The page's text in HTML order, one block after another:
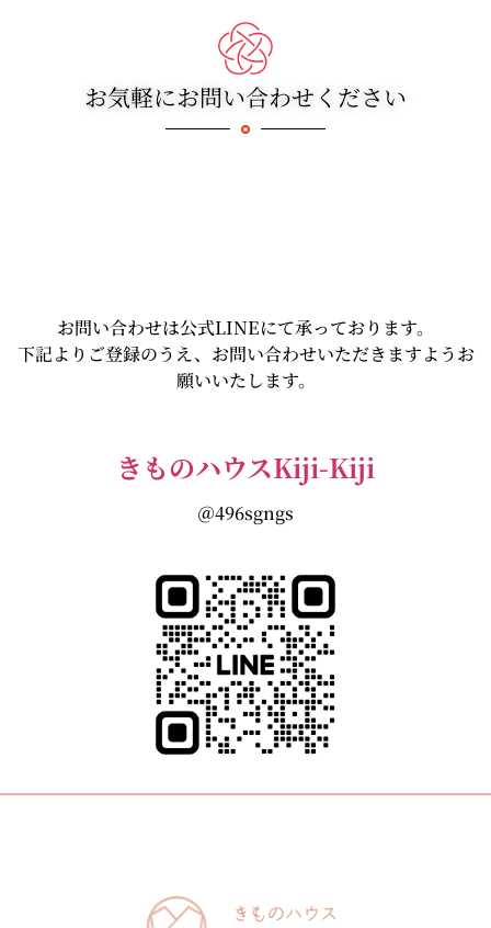
お気軽にお問い合わせください
お問い合わせは公式LINEにて承っております。
下記よりご登録のうえ、お問い合わせいただきますようお
願いいたします。
きものハウスKiji-Kiji
＠496sgngs